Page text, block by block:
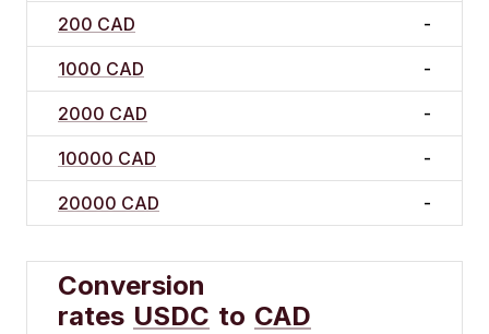
200 CAD -
1000 CAD -
2000 CAD -
10000 CAD -
20000 CAD -
Conversion
rates USDC to CAD